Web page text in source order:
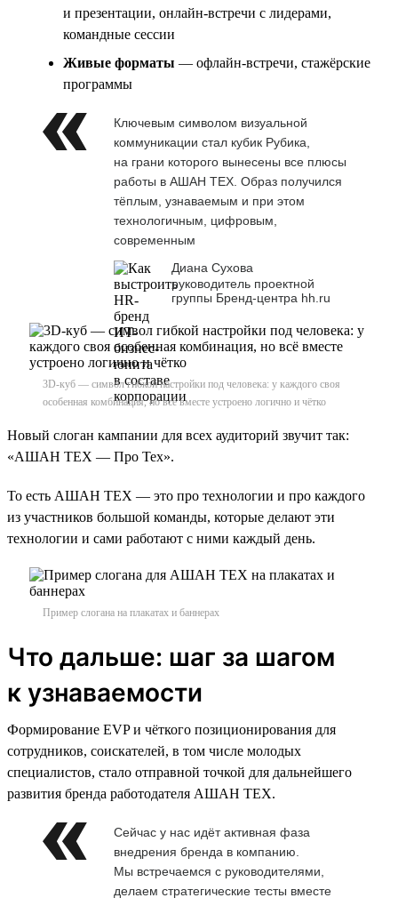
и презентации, онлайн-встречи с лидерами,
командные сессии
Живые форматы — офлайн-встречи, стажёрские
программы
Ключевым символом визуальной
коммуникации стал кубик Рубика,
на грани которого вынесены все плюсы
работы в АШАН ТЕХ. Образ получился
тёплым, узнаваемым и при этом
технологичным, цифровым,
современным
Диана Сухова
руководитель проектной
группы Бренд-центра hh.ru
3D-куб — символ гибкой настройки под человека: у каждого своя
особенная комбинация, но всё вместе устроено логично и чётко
Новый слоган кампании для всех аудиторий звучит так:
«АШАН ТЕХ — Про Тех».
То есть АШАН ТЕХ — это про технологии и про каждого
из участников большой команды, которые делают эти
технологии и сами работают с ними каждый день.
Пример слогана на плакатах и баннерах
Что дальше: шаг за шагом
к узнаваемости
Формирование EVP и чёткого позиционирования для
сотрудников, соискателей, в том числе молодых
специалистов, стало отправной точкой для дальнейшего
развития бренда работодателя АШАН ТЕХ.
Сейчас у нас идёт активная фаза
внедрения бренда в компанию.
Мы встречаемся с руководителями,
делаем стратегические тесты вместе